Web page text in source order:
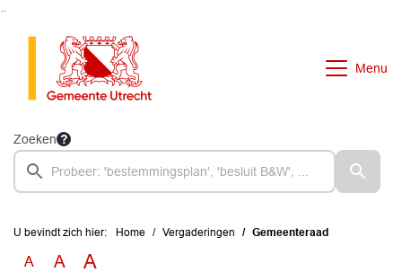
Menu
Zoeken
U bevindt zich hier: Home Vergaderingen Gemeenteraad
A A A